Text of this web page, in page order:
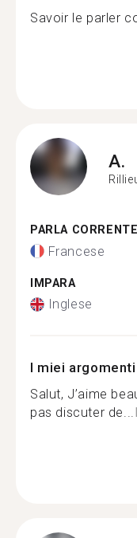
Savoir le parler
A.
PARLA
Francese
IMPARA
Inglese
I miei
Salut, J’aime
pas discuter de...